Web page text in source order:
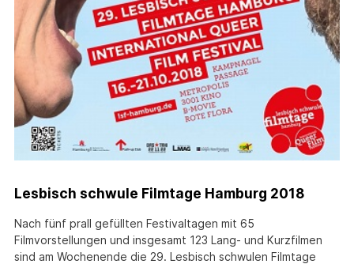
Lesbisch schwule Filmtage Hamburg 2018
Nach fünf prall gefüllten Festivaltagen mit 65
Filmvorstellungen und insgesamt 123 Lang- und Kurzfilmen
sind am Wochenende die 29. Lesbisch schwulen Filmtage